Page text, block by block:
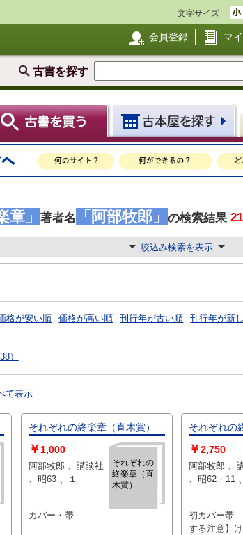
文字サイズ
会員登録 マ
古書を探す
章」 著者名 「阿部牧郎」 の検索結果
絞込み検索を表示
格が安い順 価格が高い順 刊行年が古い順 刊行年が新
）
て表示
それぞれの終楽章（直木賞）
それぞれの
終楽章（直
木賞）
￥ 1,000
阿部牧郎 、講談社
、昭63 、１
カバー・帯
それぞれ
￥2,750
阿部牧郎 、講談社
初カバー帯
する注意】